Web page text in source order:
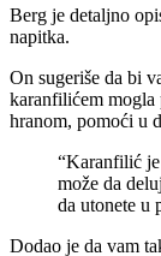
Berg je detaljno
napitka.
On sugeriše da bi
karanfilićem mogla
hranom, pomoći u
“Karanfilić je
može da
da utonete u
Dodao je da vam